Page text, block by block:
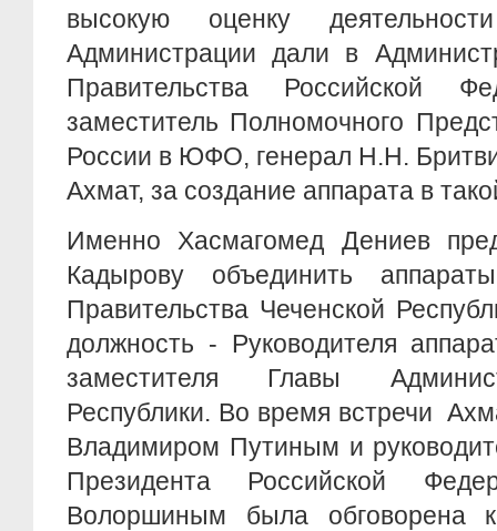
высокую оценку
Администрации дали в
Правительства Российской
заместитель Полномочного
России в ЮФО, генерал Н.Н.
Ахмат, за создание аппарата в
Именно Хасмагомед Дениев
Кадырову объединить
Правительства Чеченской
должность - Руководителя
заместителя Главы
Республики. Во время встречи
Владимиром Путиным и
Президента Российской
Волоршиным была обговорена